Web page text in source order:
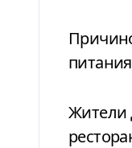
Жители